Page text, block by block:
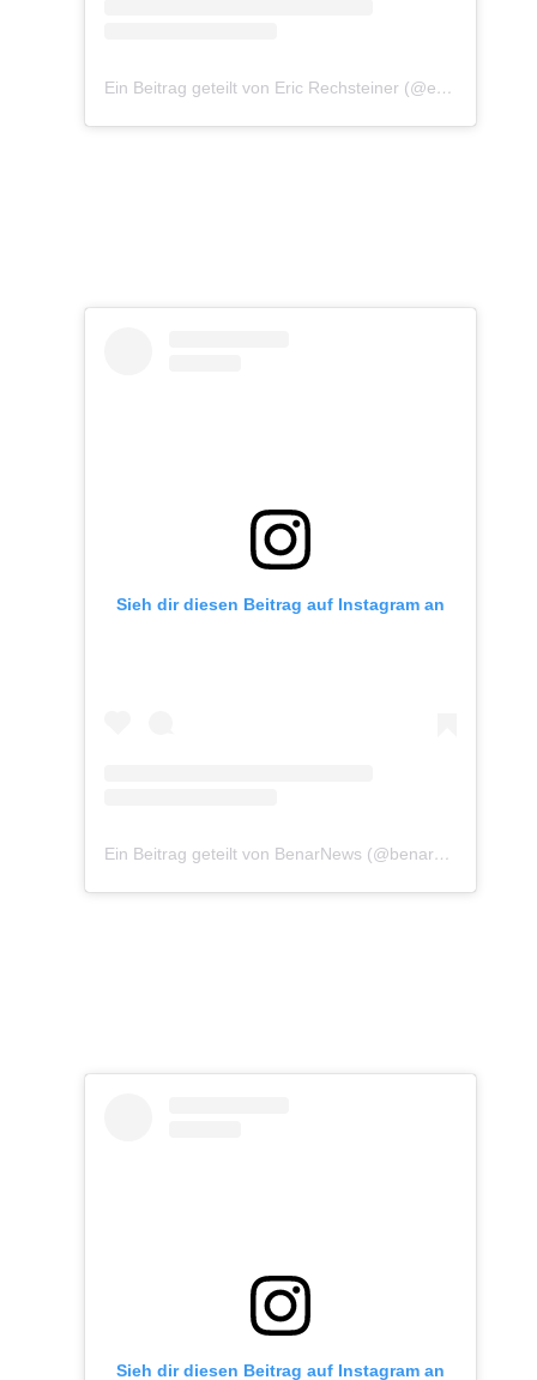
Ein Beitrag geteilt von Eric Rechsteiner (@eric_rechsteiner)
Sieh dir diesen Beitrag auf Instagram an
Ein Beitrag geteilt von BenarNews (@benarnewsenglish)
Sieh dir diesen Beitrag auf Instagram an